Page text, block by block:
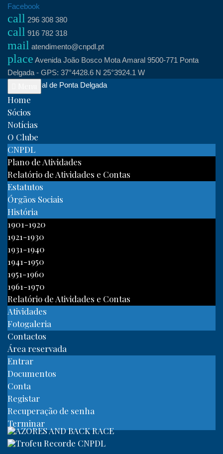
Skip
content
Facebook
call 296 308 380
call 916 782 318
mail atendimento@cnpdl.pt
place Avenida João Bosco Mota Amaral 9500-771 Ponta
Delgada - GPS: 37°4428.6 N 25°3924.1 W
Clube Naval de Ponta Delgada
Home
Sócios
Notícias
O Clube
CNPDL
Plano de Atividades
Relatório de Atividades e Contas
Estatutos
Órgãos Sociais
História
1901-1920
1921-1930
1931-1940
1941-1950
1951-1960
1961-1970
Relatório de Atividades e Contas
Atividades
Fotogaleria
Contactos
Área reservada
Entrar
Documentos
Conta
Registar
Recuperação de senha
Terminar